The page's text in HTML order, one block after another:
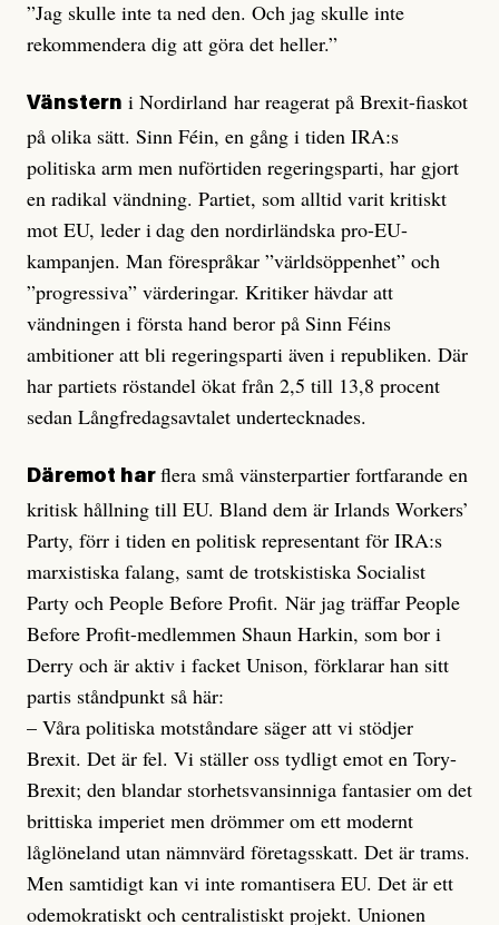
”Jag skulle inte ta ned den. Och jag skulle inte
rekommendera dig att göra det heller.”
Vänstern i Nordirland har reagerat på Brexit-fiaskot
på olika sätt. Sinn Féin, en gång i tiden IRA:s
politiska arm men nuförtiden regeringsparti, har gjort
en radikal vändning. Partiet, som alltid varit kritiskt
mot EU, leder i dag den nordirländska pro-EU-
kampanjen. Man förespråkar ”världsöppenhet” och
”prog­ressiva” värderingar. Kritiker hävdar att
vändningen i första hand beror på Sinn Féins
ambitioner att bli regeringsparti även i republiken. Där
har partiets röst­andel ökat från 2,5 till 13,8 procent
sedan Långfredagsavtalet undertecknades.
Däremot har flera små vänsterpartier fortfarande en
kritisk hållning till EU. Bland dem är Irlands Workers’
Party, förr i tiden en politisk representant för IRA:s
marxistiska falang, samt de trotskistiska Socialist
Party och People Before Profit. När jag träffar People
Before Profit-medlemmen Shaun Harkin, som bor i
Derry och är aktiv i facket Unison, förklarar han sitt
partis ståndpunkt så här:
– Våra politiska motståndare säger att vi stödjer
Brexit. Det är fel. Vi ställer oss tydligt emot en Tory-
Brexit; den blandar storhetsvansinniga fantasier om det
brittiska imperiet men drömmer om ett modernt
låglöneland utan nämnvärd företagsskatt. Det är trams.
Men samtidigt kan vi inte romantisera EU. Det är ett
odemokratiskt och centralistiskt projekt. Unionen